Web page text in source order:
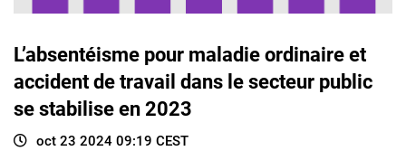
L’absentéisme pour maladie ordinaire et
accident de travail dans le secteur public
se stabilise en 2023
oct 23 2024 09:19 CEST